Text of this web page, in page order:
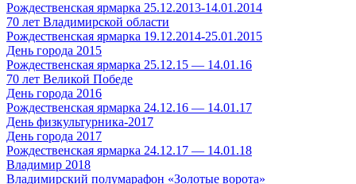
Рождественская ярмарка 25.12.2013-14.01.2014
70 лет Владимирской области
Рождественская ярмарка 19.12.2014-25.01.2015
День города 2015
Рождественская ярмарка 25.12.15 — 14.01.16
70 лет Великой Победе
День города 2016
Рождественская ярмарка 24.12.16 — 14.01.17
День физкультурника-2017
День города 2017
Рождественская ярмарка 24.12.17 — 14.01.18
Владимир 2018
Владимирский полумарафон «Золотые ворота»